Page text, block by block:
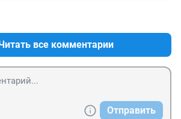
одним днем , а после вас хоть
все комментарии
Отправить